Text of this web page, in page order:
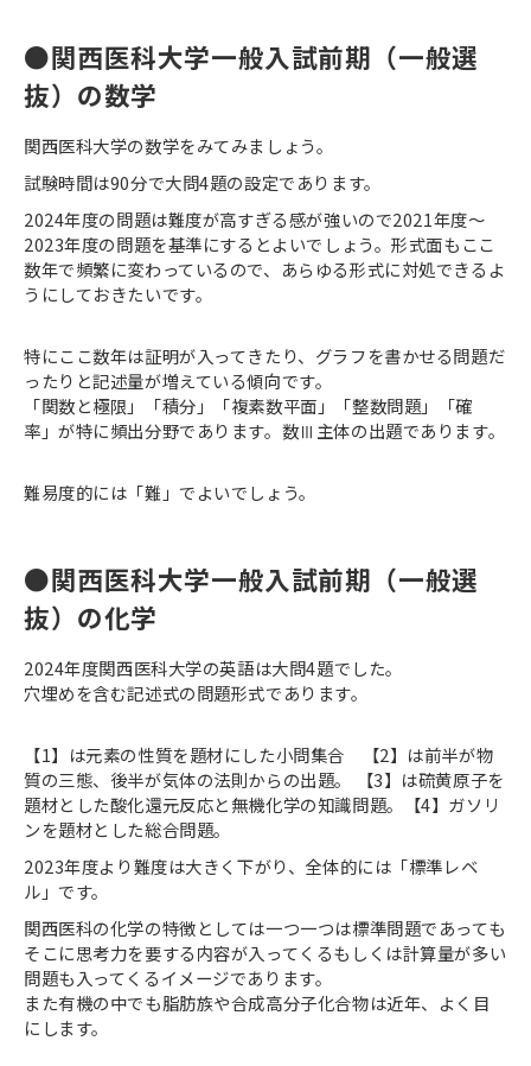
●関西医科大学一般入試前期（一般選
抜）の数学
関西医科大学の数学をみてみましょう。
試験時間は90分で大問4題の設定であります。
2024年度の問題は難度が高すぎる感が強いので2021年度～
2023年度の問題を基準にするとよいでしょう。形式面もここ
数年で頻繁に変わっているので、あらゆる形式に対処できるよ
うにしておきたいです。
特にここ数年は証明が入ってきたり、グラフを書かせる問題だ
ったりと記述量が増えている傾向です。
「関数と極限」「積分」「複素数平面」「整数問題」「確
率」が特に頻出分野であります。数Ⅲ主体の出題であります。
難易度的には「難」でよいでしょう。
●関西医科大学一般入試前期（一般選
抜）の化学
2024年度関西医科大学の英語は大問4題でした。
穴埋めを含む記述式の問題形式であります。
【1】は元素の性質を題材にした小問集合 【2】は前半が物
質の三態、後半が気体の法則からの出題。 【3】は硫黄原子を
題材とした酸化還元反応と無機化学の知識問題。【4】ガソリ
ンを題材とした総合問題。
2023年度より難度は大きく下がり、全体的には「標準レベ
ル」です。
関西医科の化学の特徴としては一つ一つは標準問題であっても
そこに思考力を要する内容が入ってくるもしくは計算量が多い
問題も入ってくるイメージであります。
また有機の中でも脂肪族や合成高分子化合物は近年、よく目
にします。